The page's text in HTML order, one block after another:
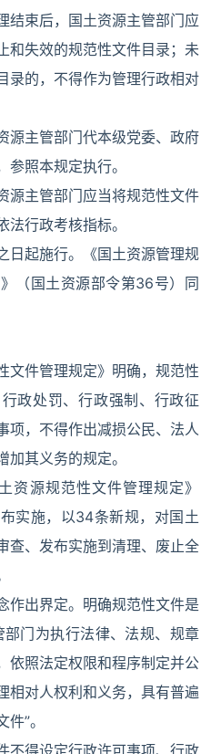
结束后，国土资源主管部门应
和失效的规范性文件目录；未
录的，不得作为管理行政相对
源主管部门代本级党委、政府
照本规定执行。
源主管部门应当将规范性文件
行政考核指标。
日起施行。《国土资源管理规
（国土资源部令第36号）同
文件管理规定》明确，规范性
政处罚、行政强制、行政征
项，不得作出减损公民、法人
其义务的规定。
资源规范性文件管理规定》
实施，以34条新规，对国土
查、发布实施到清理、废止全
作出界定。明确规范性文件是
门为执行法律、法规、规章
依照法定权限和程序制定并公
相对人权利和义务，具有普遍
”。
不得设定行政许可事项、行政